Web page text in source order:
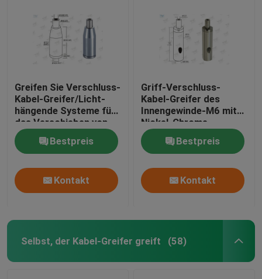
Greifen Sie Verschluss-
Kabel-Greifer/Licht-
hängende Systeme für
das Verschieben von
Zeichen
Bestpreis
Kontakt
Griff-Verschluss-
Kabel-Greifer des
Innengewinde-M6 mit
Nickel-Chrome-
Farbüberzug
Bestpreis
Kontakt
Selbst, der Kabel-Greifer greift (58)